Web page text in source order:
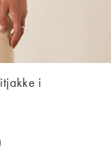
i
322,00 kr. (+41%).
)